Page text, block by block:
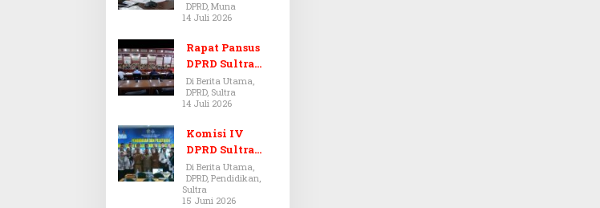
Dugaan Jual
Beli Tanah
Bermasalah di
Muna
DPRD, Muna
14 Juli 2026
Rapat Pansus
DPRD Sultra
Diskors Dua
Kali Akibat
Ketidakhadira
n Pj Sekda
Di Berita Utama,
DPRD, Sultra
14 Juli 2026
Komisi IV
DPRD Sultra
Kawal Hak
Guru,
Rencanakan
Di Berita Utama,
DPRD, Pendidikan,
Sultra
15 Juni 2026